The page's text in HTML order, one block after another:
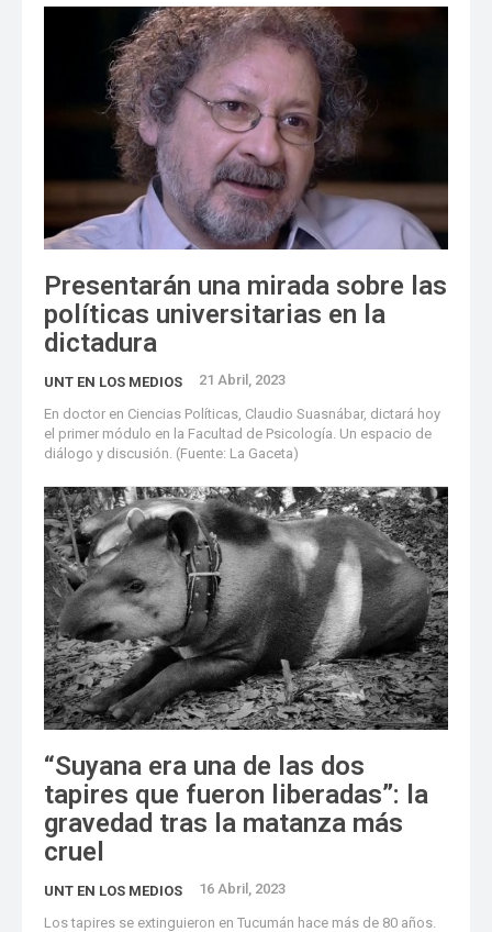
Presentarán una mirada sobre las
políticas universitarias en la
dictadura
UNT EN LOS MEDIOS 21 Abril, 2023
En doctor en Ciencias Políticas, Claudio Suasnábar, dictará hoy
el primer módulo en la Facultad de Psicología. Un espacio de
diálogo y discusión. (Fuente: La Gaceta)
“Suyana era una de las dos
tapires que fueron liberadas”: la
gravedad tras la matanza más
cruel
UNT EN LOS MEDIOS 16 Abril, 2023
Los tapires se extinguieron en Tucumán hace más de 80 años.